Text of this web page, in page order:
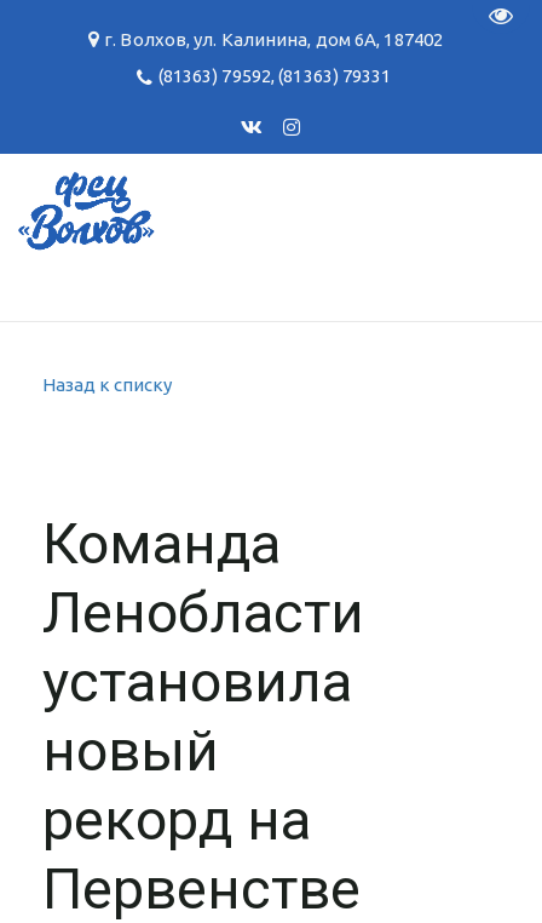
г. Волхов,ул. Калинина, дом 6А, 187402
(81363) 79592,(81363) 79331
Назад к списку
Команда
Ленобласти
установила
новый
рекорд на
Первенстве